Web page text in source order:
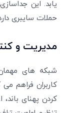
یابد. این
حملات سایبری
مدیریت و
شبکه های
کاربران فراهم
کردن پهنای